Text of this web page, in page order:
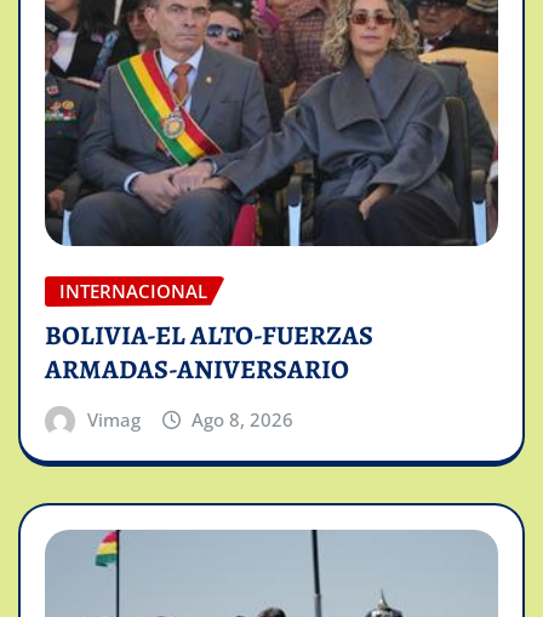
INTERNACIONAL
BOLIVIA-EL ALTO-FUERZAS
ARMADAS-ANIVERSARIO
Vimag Ago 8, 2026